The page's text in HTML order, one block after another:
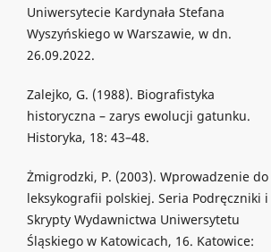
Uniwersytecie Kardynała Stefana
Wyszyńskiego w Warszawie, w dn.
26.09.2022.
Zalejko, G. (1988). Biografistyka
historyczna – zarys ewolucji gatunku.
Historyka, 18: 43–48.
Żmigrodzki, P. (2003). Wprowadzenie do
leksykografii polskiej. Seria Podręczniki i
Skrypty Wydawnictwa Uniwersytetu
Śląskiego w Katowicach, 16. Katowice: